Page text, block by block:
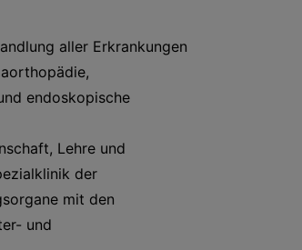
aller Erkrankungen
endoskopische
Lehre und
der
mit den
und